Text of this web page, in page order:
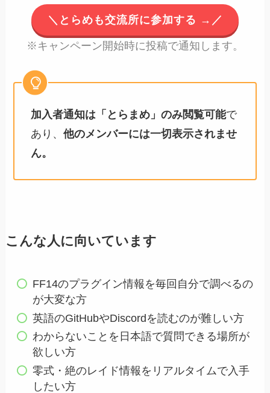
＼とらめも交流所に参加する →／
※キャンペーン開始時に投稿で通知します。
加入者通知は「とらまめ」のみ閲覧可能で
あり、他のメンバーには一切表示されませ
ん。
こんな人に向いています
FF14のプラグイン情報を毎回自分で調べるの
が大変な方
英語のGitHubやDiscordを読むのが難しい方
わからないことを日本語で質問できる場所が
欲しい方
零式・絶のレイド情報をリアルタイムで入手
したい方